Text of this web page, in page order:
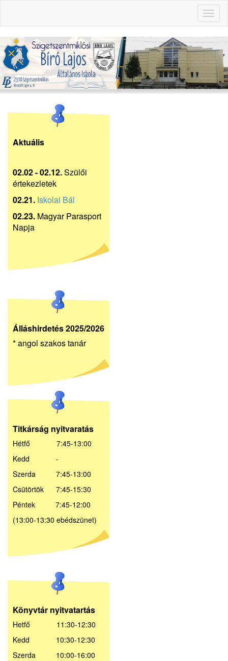
Aktuális
02.02 - 02.12.Szülői
értekezletek
02.21. Iskolai Bál
02.23. Magyar Parasport
Napja
Álláshirdetés 2025/2026
* angol szakos tanár
Titkárság nyitvaratás
Hétfő 7:45-13:00
Kedd -
Szerda 7:45-13:00
Csütörtök 7:45-15:30
Péntek 7:45-12:00
(13:00-13:30 ebédszünet)
Könyvtár nyitvatartás
Hetfő 11:30-12:30
Kedd 10:30-12:30
Szerda 10:00-16:00